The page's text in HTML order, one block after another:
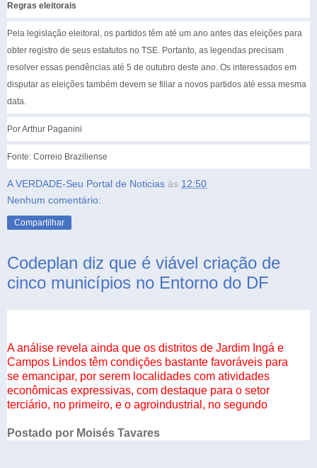
Regras eleitorais
Pela legislação eleitoral, os partidos têm até um ano antes das eleições para
obter registro de seus estatutos no TSE. Portanto, as legendas precisam
resolver essas pendências até 5 de outubro deste ano. Os interessados em
disputar as eleições também devem se filiar a novos partidos até essa mesma
data.
Por Arthur Paganini
Fonte: Correio Braziliense
A VERDADE-Seu Portal de Noticias às 12:50
Nenhum comentário:
Compartilhar
Codeplan diz que é viável criação de
cinco municípios no Entorno do DF
A análise revela ainda que os distritos de Jardim Ingá e
Campos Lindos têm condições bastante favoráveis para
se emancipar, por serem localidades com atividades
econômicas expressivas, com destaque para o setor
terciário, no primeiro, e o agroindustrial, no segundo
Postado por Moisés Tavares